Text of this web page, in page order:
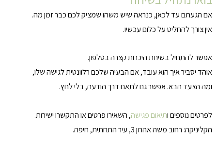
אם הגעתם עד לכאן, כנראה שיש משהו שמציק לכם כבר זמן מה.
אין צורך להחליט על כלום עכשיו.
אפשר להתחיל בשיחת היכרות קצרה בטלפון.
אוהד יסביר איך הוא עובד, אם הבעיה שלכם רלוונטית לגישה שלו,
ומה הצעד הבא. אפשר גם לתאם דרך הודעה, בלי לחץ.
לפרטים נוספים ותיאום פגישה, השאירו פרטים או התקשרו ישירות.
הקליניקה: רחוב משה אהרון 3, עיר התחתית, חיפה.